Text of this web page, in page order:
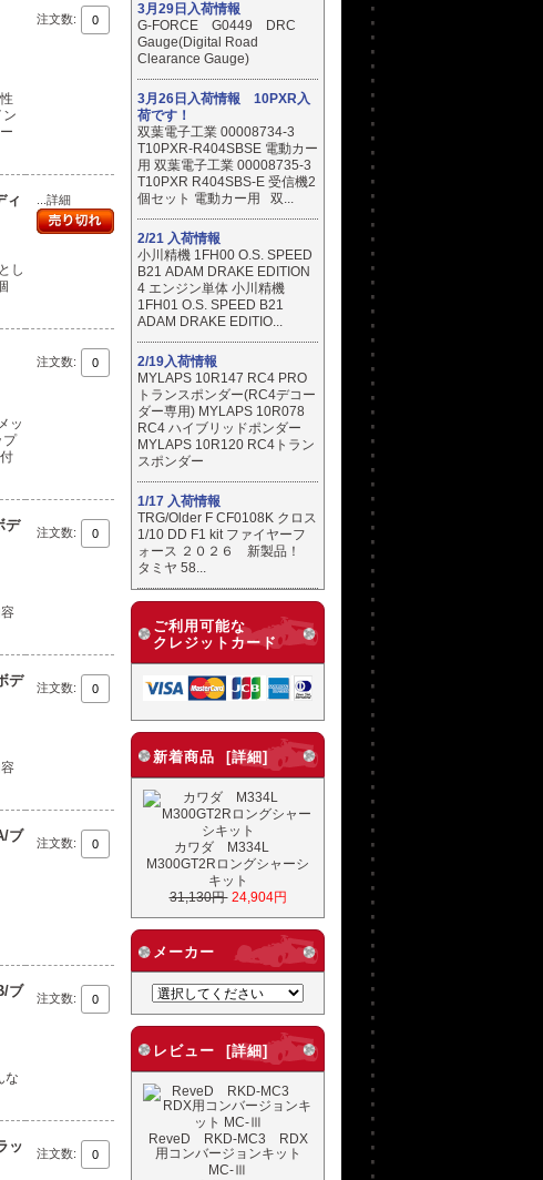
ン
注文数:
ィ
し
...詳細
ッ
プ
注文数:
デ
注文数:
デ
注文数:
ブ
注文数:
ブ
な
注文数:
ッ
注文数:
3月29日入荷情報
G-FORCE G0449 DRC
Gauge(Digital Road
Clearance Gauge)
3月26日入荷情報 10PXR入
荷です！
双葉電子工業 00008734-3
T10PXR-R404SBSE 電動カー
用 双葉電子工業 00008735-3
T10PXR R404SBS-E 受信機2
個セット 電動カー用 双...
2/21 入荷情報
小川精機 1FH00 O.S. SPEED
B21 ADAM DRAKE EDITION
4 エンジン単体 小川精機
1FH01 O.S. SPEED B21
ADAM DRAKE EDITIO...
2/19入荷情報
MYLAPS 10R147 RC4 PRO
トランスポンダー(RC4デコー
ダー専用) MYLAPS 10R078
RC4 ハイブリッドポンダー
MYLAPS 10R120 RC4トラン
スポンダー
1/17 入荷情報
TRG/Older F CF0108K クロス
1/10 DD F1 kit ファイヤーフ
ォース ２０２６ 新製品！
タミヤ 58...
ご利用可能な
クレジットカード
新着商品 [詳細]
カワダ M334L
M300GT2Rロングシャーシ
キット
31,130円 24,904円
メーカー
レビュー [詳細]
ReveD RKD-MC3 RDX
用コンバージョンキット
MC-Ⅲ